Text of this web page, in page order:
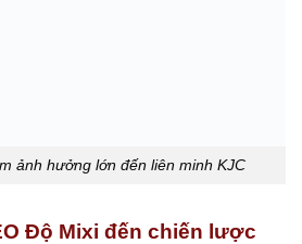
ảnh hưởng lớn đến liên minh KJC
Độ Mixi đến chiến lược